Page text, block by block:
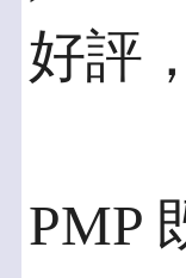
好評
PMP